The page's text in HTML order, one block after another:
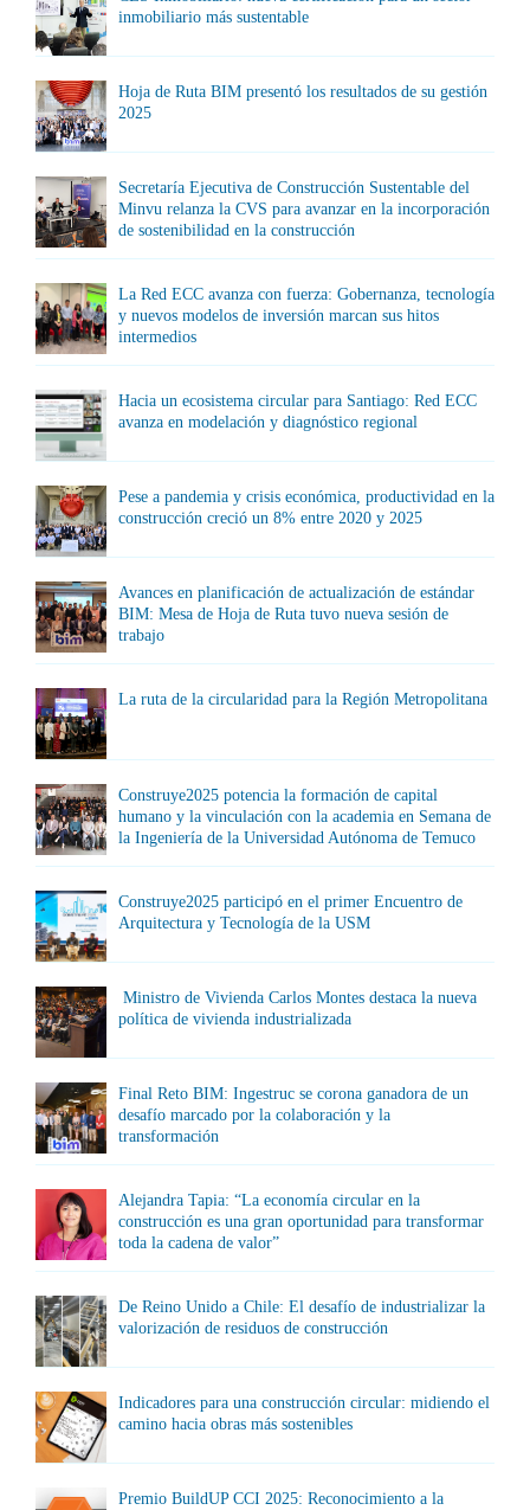
inmobiliario más sustentable
Hoja de Ruta BIM presentó los resultados de su gestión
2025
Secretaría Ejecutiva de Construcción Sustentable del
Minvu relanza la CVS para avanzar en la incorporación
de sostenibilidad en la construcción
La Red ECC avanza con fuerza: Gobernanza, tecnología
y nuevos modelos de inversión marcan sus hitos
intermedios
Hacia un ecosistema circular para Santiago: Red ECC
avanza en modelación y diagnóstico regional
Pese a pandemia y crisis económica, productividad en la
construcción creció un 8% entre 2020 y 2025
Avances en planificación de actualización de estándar
BIM: Mesa de Hoja de Ruta tuvo nueva sesión de
trabajo
La ruta de la circularidad para la Región Metropolitana
Construye2025 potencia la formación de capital
humano y la vinculación con la academia en Semana de
la Ingeniería de la Universidad Autónoma de Temuco
Construye2025 participó en el primer Encuentro de
Arquitectura y Tecnología de la USM
Ministro de Vivienda Carlos Montes destaca la nueva
política de vivienda industrializada
Final Reto BIM: Ingestruc se corona ganadora de un
desafío marcado por la colaboración y la
transformación
Alejandra Tapia: “La economía circular en la
construcción es una gran oportunidad para transformar
toda la cadena de valor”
De Reino Unido a Chile: El desafío de industrializar la
valorización de residuos de construcción
Indicadores para una construcción circular: midiendo el
camino hacia obras más sostenibles
Premio BuildUP CCI 2025: Reconocimiento a la